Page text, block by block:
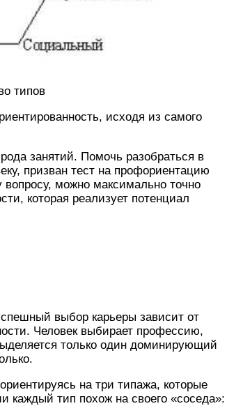
типов
исходя из самого
занятий. Помочь разобраться в
призван тест на профориентацию
можно максимально точно
которая реализует потенциал
выбор карьеры зависит от
Человек выбирает профессию,
только один доминирующий
на три типажа, которые
каждый тип похож на своего «соседа»: